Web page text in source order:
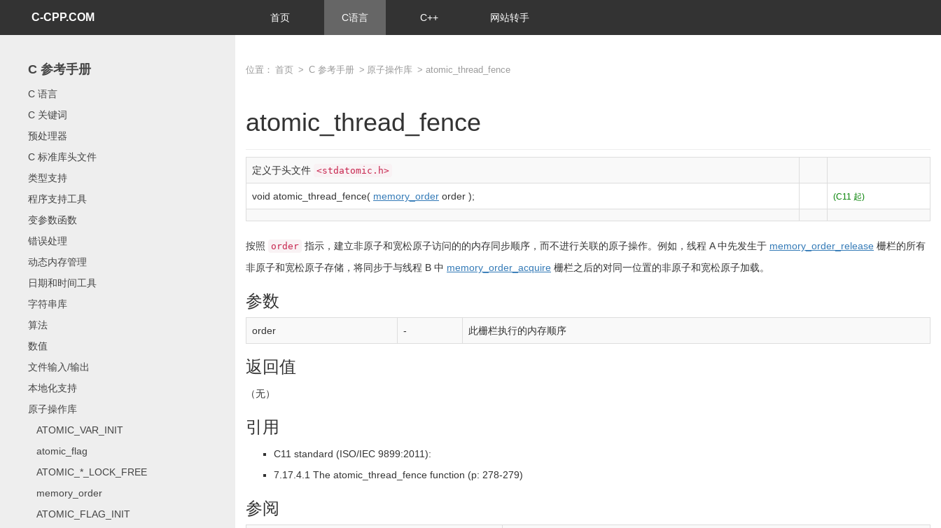
C-CPP.COM 首页 C语言 C++ 网站转手
C 参考手册
C 语言
C 关键词
预处理器
C 标准库头文件
类型支持
程序支持工具
变参数函数
错误处理
动态内存管理
日期和时间工具
字符串库
算法
数值
文件输入/输出
本地化支持
原子操作库
ATOMIC_VAR_INIT
atomic_flag
ATOMIC_*_LOCK_FREE
memory_order
ATOMIC_FLAG_INIT
位置： 首页 > C 参考手册 > 原子操作库 > atomic_thread_fence
atomic_thread_fence
定义于头文件 <stdatomic.h>
void atomic_thread_fence( memory_order order ); (C11 起)
按照 order 指示，建立非原子和宽松原子访问的的内存同步顺序，而不进行关联的原子操作。例如，线程 A 中先发生于 memory_order_release 栅栏的所有
非原子和宽松原子存储，将同步于与线程 B 中 memory_order_acquire 栅栏之后的对同一位置的非原子和宽松原子加载。
参数
order - 此栅栏执行的内存顺序
返回值
（无）
引用
C11 standard (ISO/IEC 9899:2011):
7.17.4.1 The atomic_thread_fence function (p: 278-279)
参阅